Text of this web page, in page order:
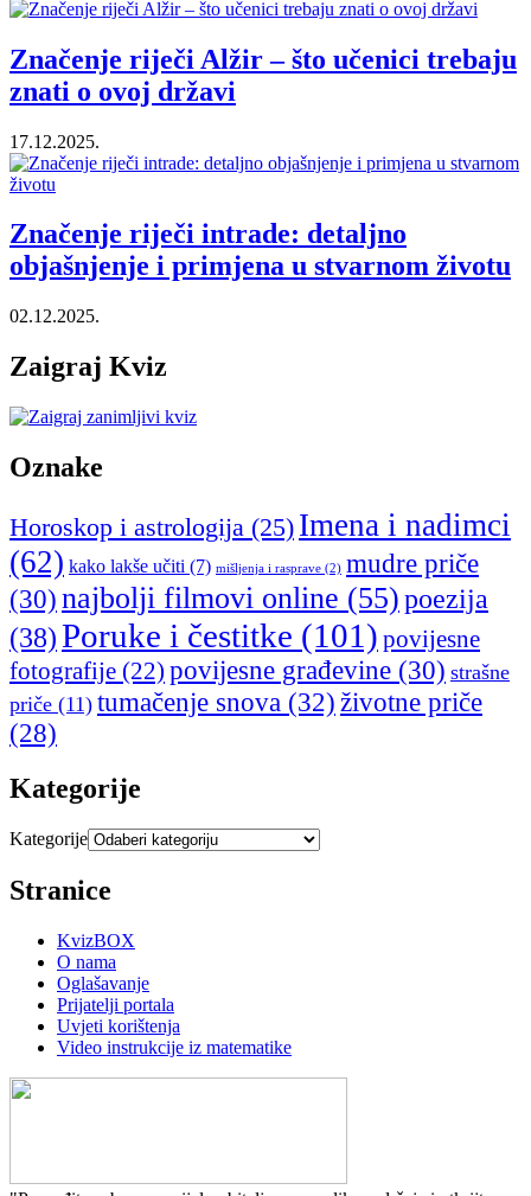
Značenje riječi Alžir – što učenici trebaju
znati o ovoj državi
17.12.2025.
Značenje riječi intrade: detaljno
objašnjenje i primjena u stvarnom životu
02.12.2025.
Zaigraj Kviz
Oznake
Horoskop i astrologija (25) Imena i nadimci
(62) kako lakše učiti (7) mišljenja i rasprave (2) mudre priče
(30) najbolji filmovi online (55)poezija
(38)Poruke i čestitke (101) povijesne
fotografije (22) povijesne građevine (30) strašne
priče (11) tumačenje snova (32) životne priče
(28)
Kategorije
Kategorije
Stranice
KvizBOX
O nama
Oglašavanje
Prijatelji portala
Uvjeti korištenja
Video instrukcije iz matematike